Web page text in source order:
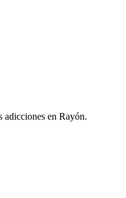
adicciones en Rayón.